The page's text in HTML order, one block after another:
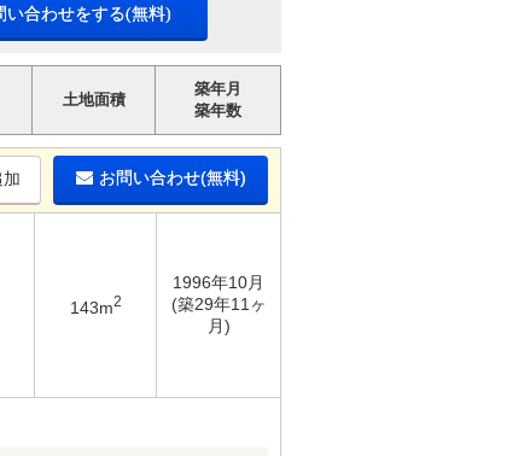
い合わせをする(無料)
土地面積
築年月
築年数
お問い合わせ(無料)
143m2
1996年10月
(築29年11ヶ
月)